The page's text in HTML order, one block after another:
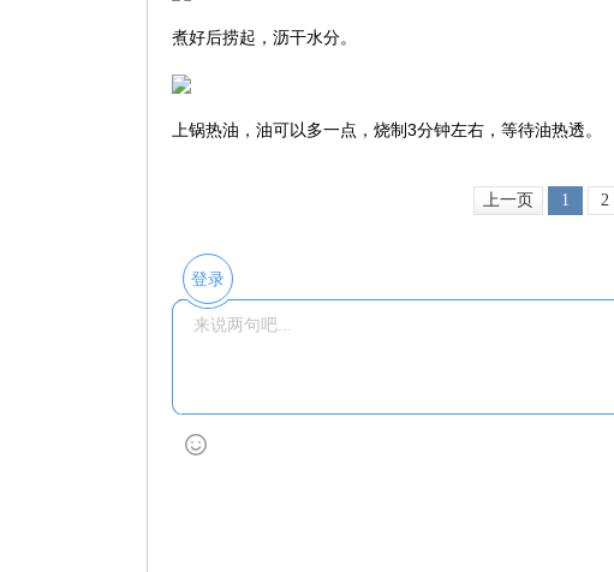
煮好后捞起，沥干水分。
上锅热油，油可以多一点，烧制3分钟左右，等待油热透。
上一页 1 2
登录